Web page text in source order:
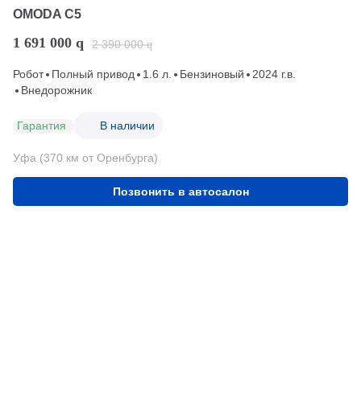
OMODA C5
1 691 000 q 2 390 000 q
Робот Полный привод 1.6 л. Бензиновый
2024 г.в.
Внедорожник
Гарантия В наличии
Уфа (370 км от Оренбурга)
Позвонить в автосалон